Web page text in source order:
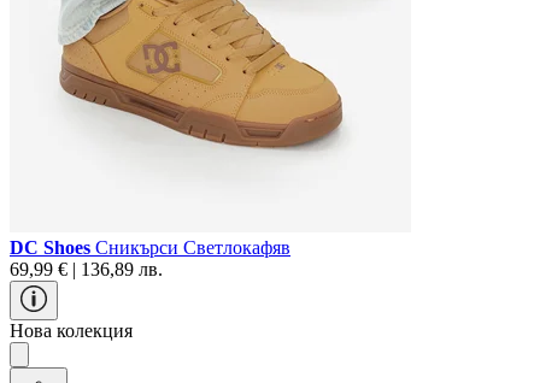
DC Shoes Сникърси Светлокафяв
69,99 € | 136,89 лв.
Нова колекция